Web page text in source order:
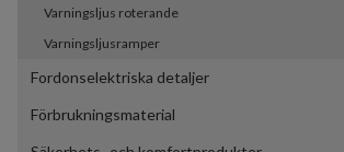
Varningsljus roterande
Varningsljusramper
Fordonselektriska detaljer
Förbrukningsmaterial